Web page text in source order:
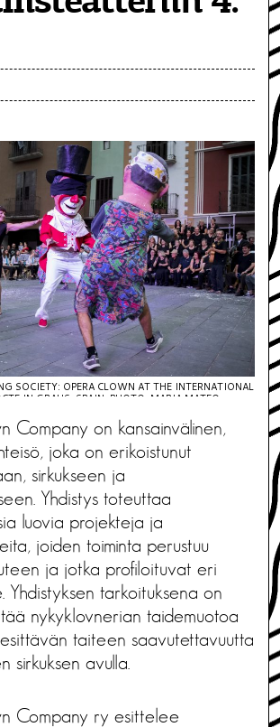
SOCIETY: OPERA CLOWN AT THE INTERNATIONAL
IN GRAUS, SPAIN. PHOTO: MARIA MATEO
Company on kansainvälinen,
joka on erikoistunut
sirkukseen ja
Yhdistys toteuttaa
luovia projekteja ja
joiden toiminta perustuu
ja jotka profiloituvat eri
Yhdistyksen tarkoituksena on
nykyklovnerian taidemuotoa
taiteen saavutettavuutta
sirkuksen avulla.
Company ry esittelee